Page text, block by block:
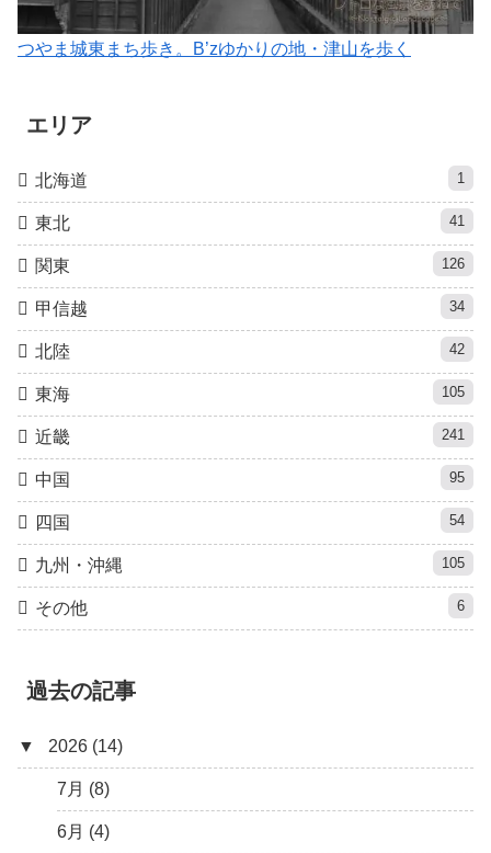
つやま城東まち歩き。B’zゆかりの地・津山を歩く
エリア
北海道 1
東北 41
関東 126
甲信越 34
北陸 42
東海 105
近畿 241
中国 95
四国 54
九州・沖縄 105
その他 6
過去の記事
▼ 2026 (14)
7月 (8)
6月 (4)